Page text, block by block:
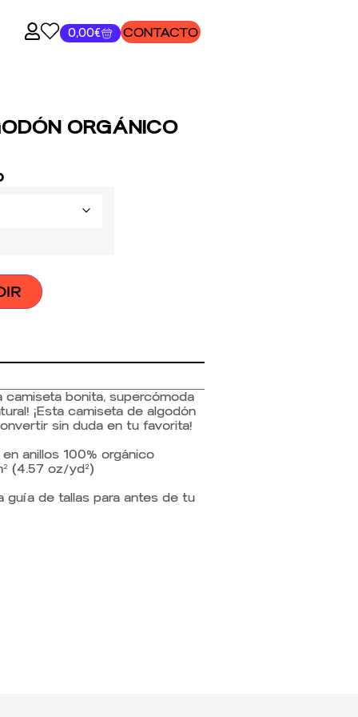
0,00€ CONTACTO
ORGÁNICO
camiseta bonita, supercómoda
¡Esta camiseta de algodón
sin duda en tu favorita!
anillos 100% orgánico
(4.57 oz/yd²)
guía de tallas para antes de tu